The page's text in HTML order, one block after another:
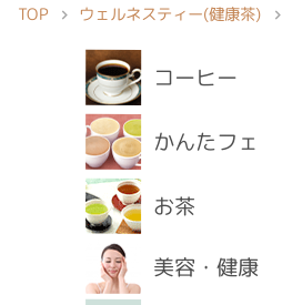
TOP ウェルネスティー(健康茶)
コーヒー
かんたフェ
お茶
美容・健康